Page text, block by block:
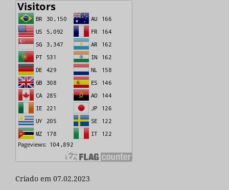
Criado em 07.02.2023